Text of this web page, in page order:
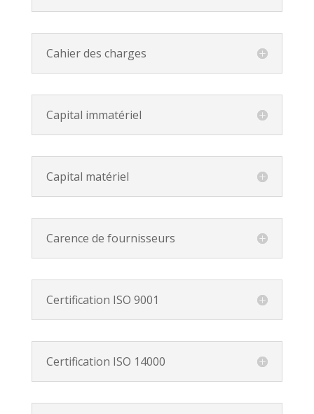
Cahier des charges
Capital immatériel
Capital matériel
Carence de fournisseurs
Certification ISO 9001
Certification ISO 14000